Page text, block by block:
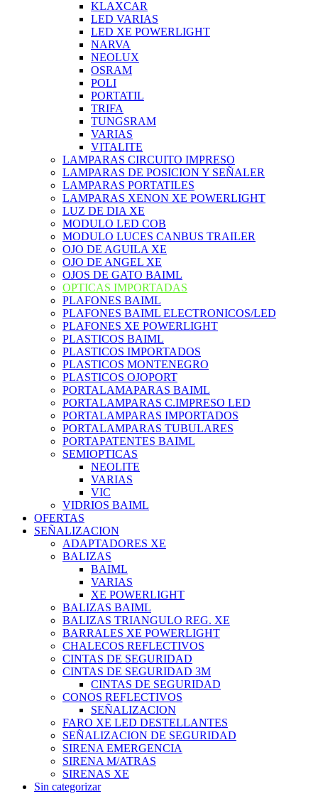
KLAXCAR
LED VARIAS
LED XE POWERLIGHT
NARVA
NEOLUX
OSRAM
POLI
PORTATIL
TRIFA
TUNGSRAM
VARIAS
VITALITE
LAMPARAS CIRCUITO IMPRESO
LAMPARAS DE POSICION Y SEÑALER
LAMPARAS PORTATILES
LAMPARAS XENON XE POWERLIGHT
LUZ DE DIA XE
MODULO LED COB
MODULO LUCES CANBUS TRAILER
OJO DE AGUILA XE
OJO DE ANGEL XE
OJOS DE GATO BAIML
OPTICAS IMPORTADAS
PLAFONES BAIML
PLAFONES BAIML ELECTRONICOS/LED
PLAFONES XE POWERLIGHT
PLASTICOS BAIML
PLASTICOS IMPORTADOS
PLASTICOS MONTENEGRO
PLASTICOS OJOPORT
PORTALAMAPARAS BAIML
PORTALAMPARAS C.IMPRESO LED
PORTALAMPARAS IMPORTADOS
PORTALAMPARAS TUBULARES
PORTAPATENTES BAIML
SEMIOPTICAS
NEOLITE
VARIAS
VIC
VIDRIOS BAIML
OFERTAS
SEÑALIZACION
ADAPTADORES XE
BALIZAS
BAIML
VARIAS
XE POWERLIGHT
BALIZAS BAIML
BALIZAS TRIANGULO REG. XE
BARRALES XE POWERLIGHT
CHALECOS REFLECTIVOS
CINTAS DE SEGURIDAD
CINTAS DE SEGURIDAD 3M
CINTAS DE SEGURIDAD
CONOS REFLECTIVOS
SEÑALIZACION
FARO XE LED DESTELLANTES
SEÑALIZACION DE SEGURIDAD
SIRENA EMERGENCIA
SIRENA M/ATRAS
SIRENAS XE
Sin categorizar